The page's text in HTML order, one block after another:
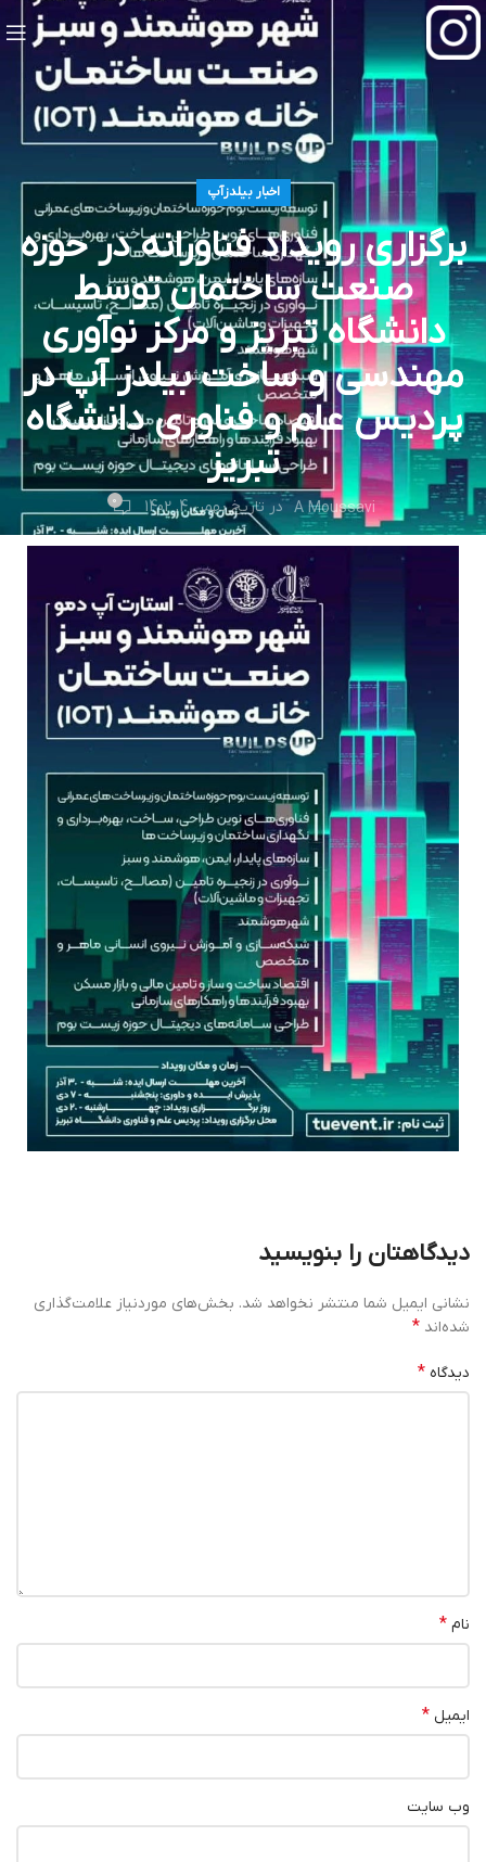
اخبار بیلدزآپ
برگزاری رویداد فناورانه در حوزه
صنعت ساختمان توسط
دانشگاه تبریز و مرکز نوآوری
مهندسی و ساخت بیلدز آپ در
پردیس علم و فناوری دانشگاه
تبریز
A Moussavi در تاریخ بهمن 4, 1402 0
دیدگاهتان را بنویسید
نشانی ایمیل شما منتشر نخواهد شد. بخش‌های موردنیاز علامت‌گذاری
شده‌اند *
دیدگاه *
نام *
ایمیل *
وب‌ سایت